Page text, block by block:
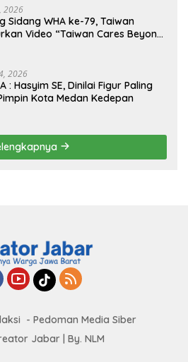
Perkuat Pengawasan Program
2026
Sidang WHA ke-79, Taiwan
Video “Taiwan Cares Beyond
2026
: Hasyim SE, Dinilai Figur Paling
Kota Medan Kedepan
Pedoman Media Siber
Jabar | By. NLM